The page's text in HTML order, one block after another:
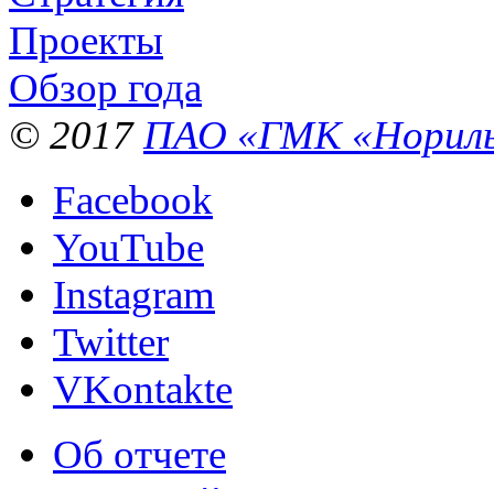
Проекты
Обзор года
© 2017 ПАО «ГМК
Facebook
YouTube
Instagram
Twitter
VKontakte
Об отчете